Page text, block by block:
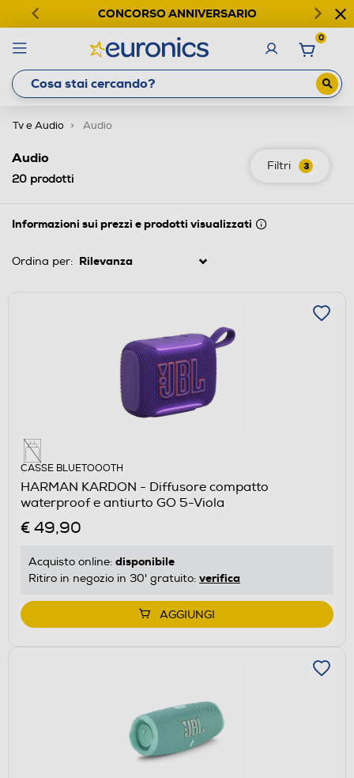
CONCORSO ANNIVERSARIO
0
Tv e Audio Audio
Filtri 3
Audio
20 prodotti
Informazioni sui prezzi e prodotti visualizzati
Ordina per:
CASSE BLUETOOOTH
HARMAN KARDON - Diffusore compatto
waterproof e antiurto GO 5-Viola
€ 49,90
Acquisto online: disponibile
Ritiro in negozio in 30' gratuito: verifica
AGGIUNGI